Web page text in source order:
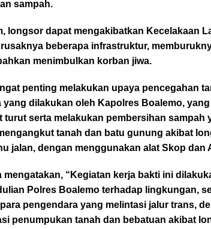
sampah.
longsor dapat mengakibatkan Kecelakaan
beberapa infrastruktur,
menimbulkan korban jiwa.
penting melakukan upaya pencegahan
yang dilakukan oleh Kapolres Boalemo,
turut serta melakukan pembersihan sampah
tanah dan batu gunung akibat
jalan, dengan menggunakan alat Skop dan
mengatakan, “Kegiatan kerja bakti ini
Polres Boalemo terhadap lingkungan,
pengendara yang melintasi jalur trans,
penumpukan tanah dan bebatuan akibat